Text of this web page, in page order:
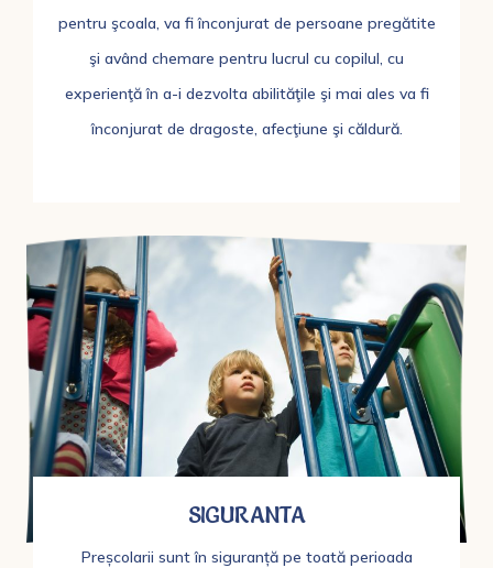
pentru şcoala, va fi înconjurat de persoane pregătite
şi având chemare pentru lucrul cu copilul, cu
experienţă în a-i dezvolta abilităţile şi mai ales va fi
înconjurat de dragoste, afecţiune şi căldură.
SIGURANTA
Preșcolarii sunt în siguranță pe toată perioada